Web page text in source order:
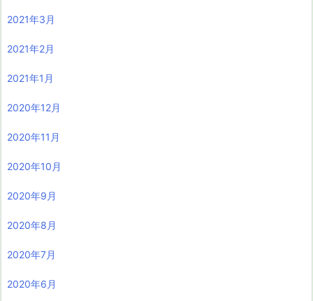
2021年3月
2021年2月
2021年1月
2020年12月
2020年11月
2020年10月
2020年9月
2020年8月
2020年7月
2020年6月